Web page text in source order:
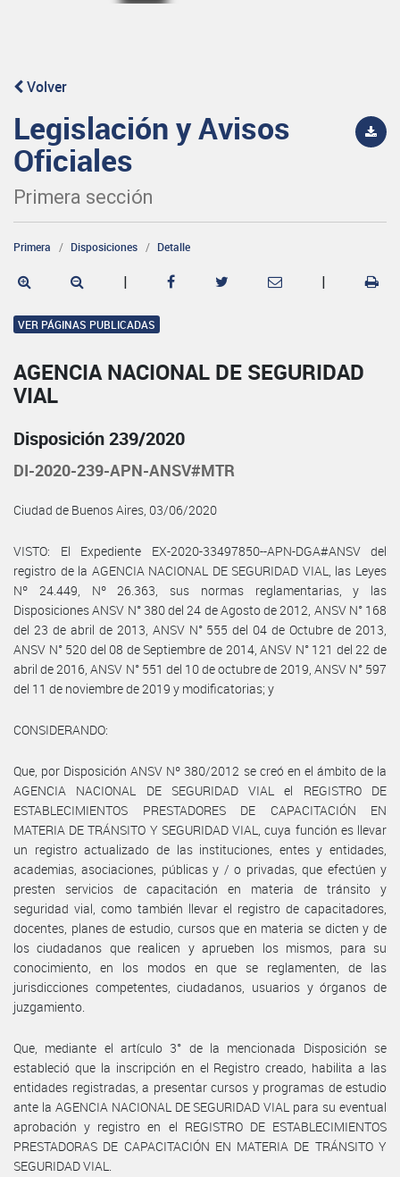
Volver
Legislación y Avisos
Oficiales
Primera sección
Primera Disposiciones Detalle
| |
VER PÁGINAS PUBLICADAS
AGENCIA NACIONAL DE SEGURIDAD
VIAL
Disposición 239/2020
DI-2020-239-APN-ANSV#MTR
Ciudad de Buenos Aires, 03/06/2020
VISTO: El Expediente EX-2020-33497850--APN-DGA#ANSV del
registro de la AGENCIA NACIONAL DE SEGURIDAD VIAL, las Leyes
Nº 24.449, Nº 26.363, sus normas reglamentarias, y las
Disposiciones ANSV N° 380 del 24 de Agosto de 2012, ANSV N° 168
del 23 de abril de 2013, ANSV N° 555 del 04 de Octubre de 2013,
ANSV N° 520 del 08 de Septiembre de 2014, ANSV N° 121 del 22 de
abril de 2016, ANSV N° 551 del 10 de octubre de 2019, ANSV N° 597
del 11 de noviembre de 2019 y modificatorias; y
CONSIDERANDO:
Que, por Disposición ANSV Nº 380/2012 se creó en el ámbito de la
AGENCIA NACIONAL DE SEGURIDAD VIAL el REGISTRO DE
ESTABLECIMIENTOS PRESTADORES DE CAPACITACIÓN EN
MATERIA DE TRÁNSITO Y SEGURIDAD VIAL, cuya función es llevar
un registro actualizado de las instituciones, entes y entidades,
academias, asociaciones, públicas y / o privadas, que efectúen y
presten servicios de capacitación en materia de tránsito y
seguridad vial, como también llevar el registro de capacitadores,
docentes, planes de estudio, cursos que en materia se dicten y de
los ciudadanos que realicen y aprueben los mismos, para su
conocimiento, en los modos en que se reglamenten, de las
jurisdicciones competentes, ciudadanos, usuarios y órganos de
juzgamiento.
Que, mediante el artículo 3° de la mencionada Disposición se
estableció que la inscripción en el Registro creado, habilita a las
entidades registradas, a presentar cursos y programas de estudio
ante la AGENCIA NACIONAL DE SEGURIDAD VIAL para su eventual
aprobación y registro en el REGISTRO DE ESTABLECIMIENTOS
PRESTADORAS DE CAPACITACIÓN EN MATERIA DE TRÁNSITO Y
SEGURIDAD VIAL.